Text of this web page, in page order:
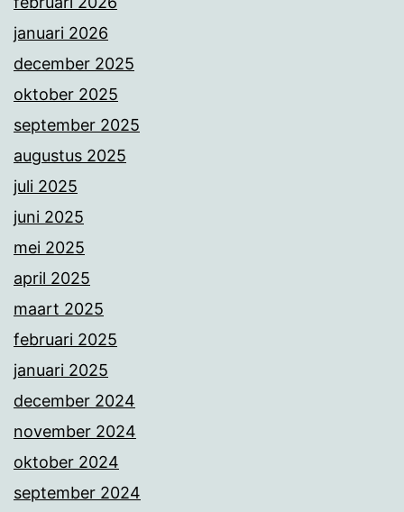
januari 2026
december 2025
oktober 2025
september 2025
augustus 2025
juli 2025
juni 2025
mei 2025
april 2025
maart 2025
februari 2025
januari 2025
december 2024
november 2024
oktober 2024
september 2024